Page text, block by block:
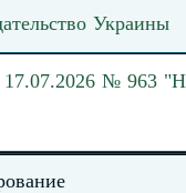
Украины
№ 963